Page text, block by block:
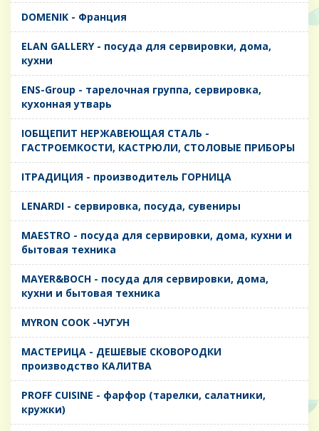
DOMENIK - Франция
ELAN GALLERY - посуда для сервировки, дома,
кухни
ENS-Group - тарелочная группа, сервировка,
кухонная утварь
IОБЩЕПИТ НЕРЖАВЕЮЩАЯ СТАЛЬ -
ГАСТРОЕМКОСТИ, КАСТРЮЛИ, СТОЛОВЫЕ ПРИБОРЫ
IТРАДИЦИЯ - производитель ГОРНИЦА
LENARDI - сервировка, посуда, сувениры
MAESTRO - посуда для сервировки, дома, кухни и
бытовая техника
MAYER&BOCH - посуда для сервировки, дома,
кухни и бытовая техника
MYRON COOK -ЧУГУН
MАСТЕРИЦА - ДЕШЕВЫЕ СКОВОРОДКИ
производство КАЛИТВА
PROFF CUISINE - фарфор (тарелки, салатники,
кружки)